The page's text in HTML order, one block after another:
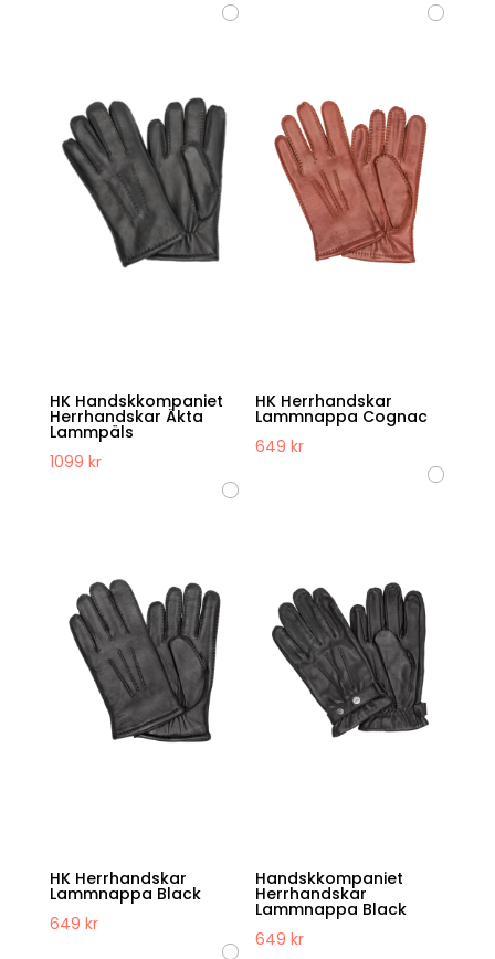
HK Handskkompaniet
Herrhandskar Äkta
Lammpäls
1099 kr
HK Herrhandskar
Lammnappa Cognac
649kr
HK Herrhandskar
Lammnappa Black
649 kr
Handskkompaniet
Herrhandskar
Lammnappa Black
649kr